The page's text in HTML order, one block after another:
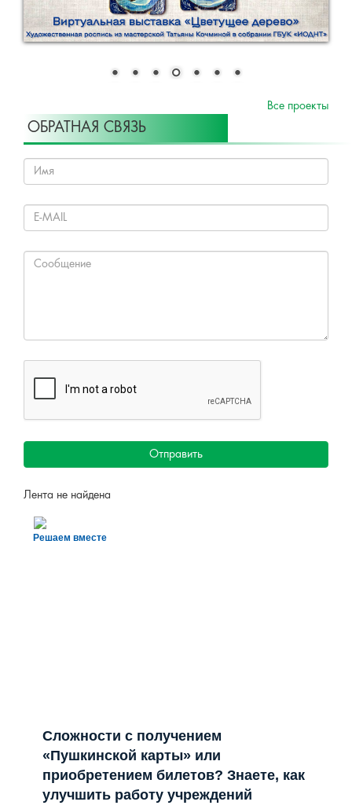
Все проекты
ОБРАТНАЯ СВЯЗЬ
Отправить
Лента не найдена
Решаем вместе
Сложности с получением
«Пушкинской карты» или
приобретением билетов? Знаете, как
улучшить работу учреждений